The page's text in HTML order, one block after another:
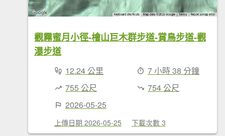
觀霧蜜月小徑-檜山巨木群步道-賞鳥步道-觀
瀑步道
12.24 公里
7 小時 38 分鐘
755 公尺
754 公尺
2026-05-25
上傳日期 2026-05-25 下載次數 3